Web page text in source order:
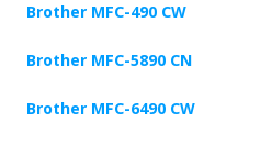
Brother MFC-490 CW
Brother MFC-5890 CN
Brother MFC-6490 CW